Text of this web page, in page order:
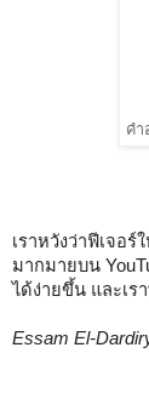
คำ
เราหวังว่าฟีเจอ
มากมายบน
ได้ง่ายขึ้น และเ
Essam El-